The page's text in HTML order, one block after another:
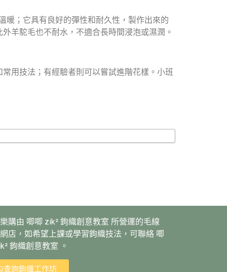
暖；它具有良好的彈性和耐久性，製作出來的
羊駝毛也不耐水，不適合長時間浸泡或濕潤。
用技法；有經驗者則可以嘗試進階花樣。小班
購由 唧唧 zik² 鉤織創意教室 所營運的毛線
店，如希望上課或學習鉤織技法，可聯絡 唧
鉤織創意教室 。
查詢鉤織工作坊